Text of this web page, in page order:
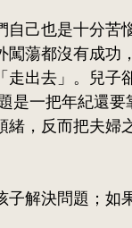
己也是十分苦
闖蕩都沒有成功
出去」。兒子
一把年紀還要
，反而把夫婦
解決問題；如